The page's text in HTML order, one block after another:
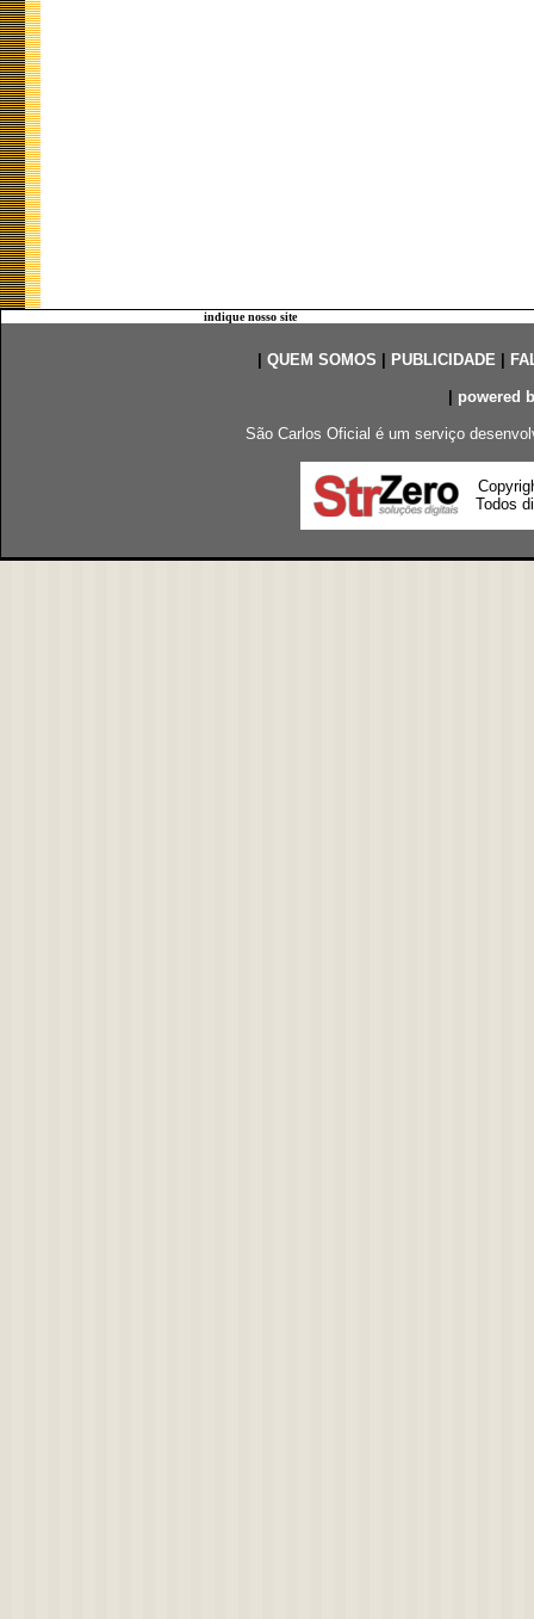
indique nosso site
QUEM SOMOS PUBLICIDADE|
powered
São Carlos Oficial é um serviço
Todos